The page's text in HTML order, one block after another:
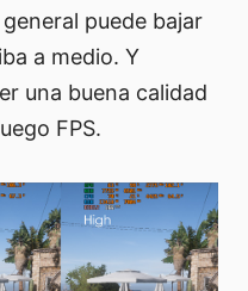
puede bajar
a medio. Y
una buena calidad
FPS.